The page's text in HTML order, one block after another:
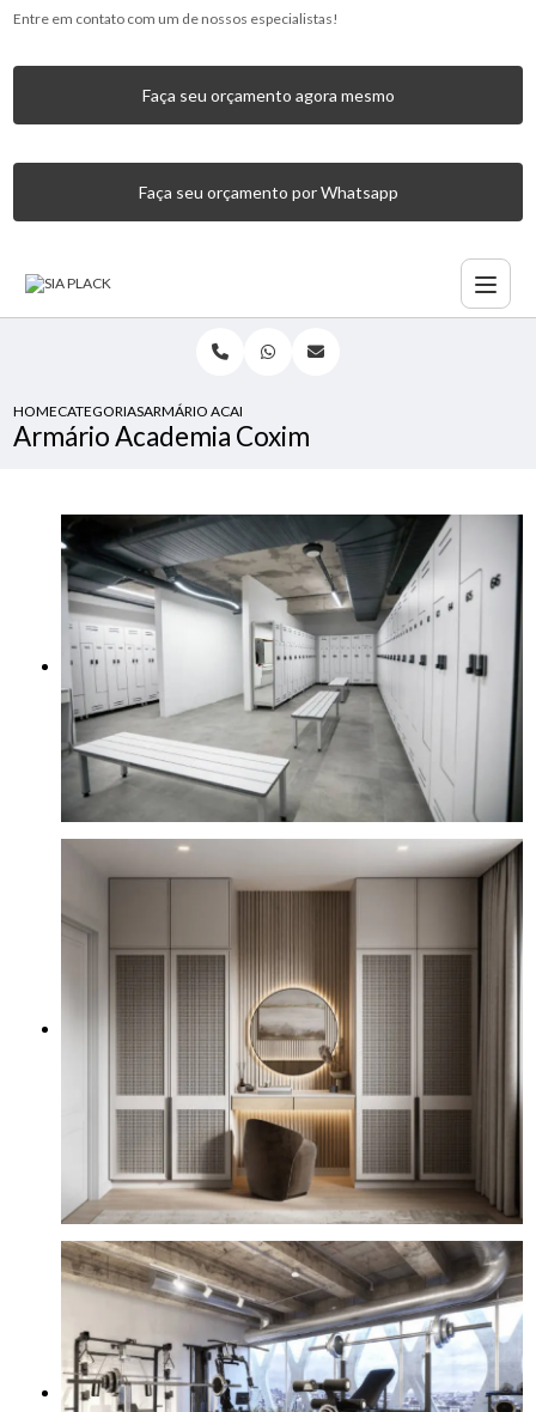
Entre em contato com um de nossos especialistas!
Faça seu orçamento agora mesmo
Faça seu orçamento por Whatsapp
HOMECATEGORIASARMÁRIO ACADEMIA COXIM
Armário Academia Coxim